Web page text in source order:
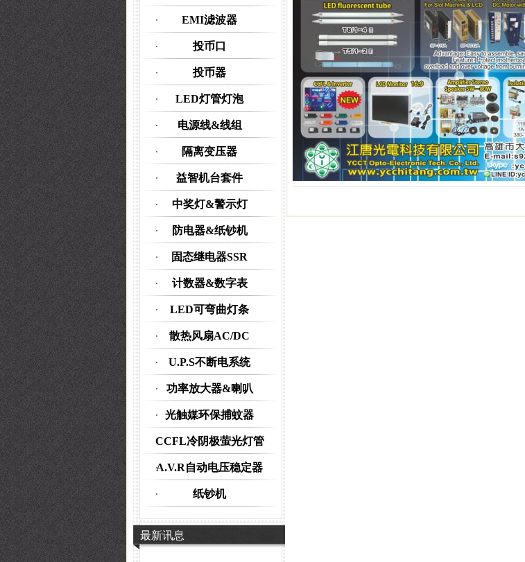
EMI滤波器
投币口
投币器
LED灯管灯泡
电源线&线组
隔离变压器
益智机台套件
中奖灯&警示灯
防电器&纸钞机
固态继电器SSR
计数器&数字表
LED可弯曲灯条
散热风扇AC/DC
U.P.S不断电系统
功率放大器&喇叭
光触媒环保捕蚊器
CCFL冷阴极萤光灯管
A.V.R自动电压稳定器
纸钞机
最新讯息